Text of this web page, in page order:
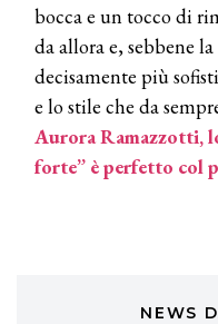
bocca e un tocco di
da allora e, sebbene
decisamente più
e lo stile che da
Aurora Ramazzotti,
forte” è perfetto col
NEWS
TONI&GUY
LABEL.M lancia la
eco-sostenibile
professionali
DAVINES
Davines presenta
WELLNESS